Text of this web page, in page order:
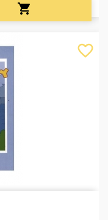

favorite_border